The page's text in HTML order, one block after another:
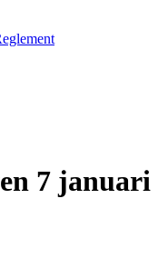
7 januari